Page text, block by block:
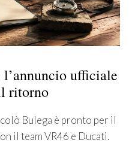
ufficiale
ritorno
Bulega è pronto per il
il team VR46 e Ducati.